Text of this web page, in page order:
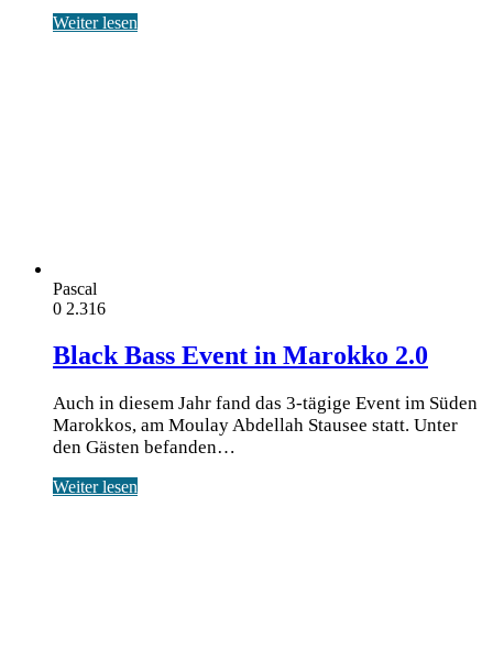
Weiter lesen
Pascal
0 2.316
Black Bass Event in Marokko 2.0
Auch in diesem Jahr fand das 3-tägige Event im Süden
Marokkos, am Moulay Abdellah Stausee statt. Unter
den Gästen befanden…
Weiter lesen